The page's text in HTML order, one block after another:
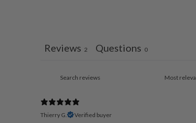
Reviews 2 Questions 0
Thierry G. Verified buyer